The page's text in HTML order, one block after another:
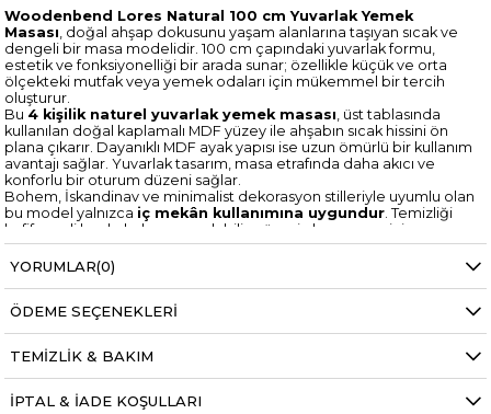
Woodenbend Lores Natural 100 cm Yuvarlak Yemek
Masası , doğal ahşap dokusunu yaşam alanlarına taşıyan sıcak ve
dengeli bir masa modelidir. 100 cm çapındaki yuvarlak formu,
estetik ve fonksiyonelliği bir arada sunar; özellikle küçük ve orta
ölçekteki mutfak veya yemek odaları için mükemmel bir tercih
oluşturur.
Bu 4 kişilik naturel yuvarlak yemek masası , üst tablasında
kullanılan doğal kaplamalı MDF yüzey ile ahşabın sıcak hissini ön
plana çıkarır. Dayanıklı MDF ayak yapısı ise uzun ömürlü bir kullanım
avantajı sağlar. Yuvarlak tasarım, masa etrafında daha akıcı ve
konforlu bir oturum düzeni sağlar.
Bohem, İskandinav ve minimalist dekorasyon stilleriyle uyumlu olan
bu model yalnızca iç mekân kullanımına uygundur . Temizliği
hafif nemli bezle kolayca yapılabilir; yüzeyin korunması için
kimyasal, dezenfektan ve keskin alkol içeren ürünlerden
kaçınılmalıdır.
100 cm naturel yuvarlak mutfak masası
yemek masası,ahşap tonlu yuvarlak masa modeliveküçük
alanlar için kompakt masa seçeneği
YORUMLAR(0)
ÖDEME SEÇENEKLERI
TEMIZLIK & BAKIM
İPTAL & İADE KOŞULLARI